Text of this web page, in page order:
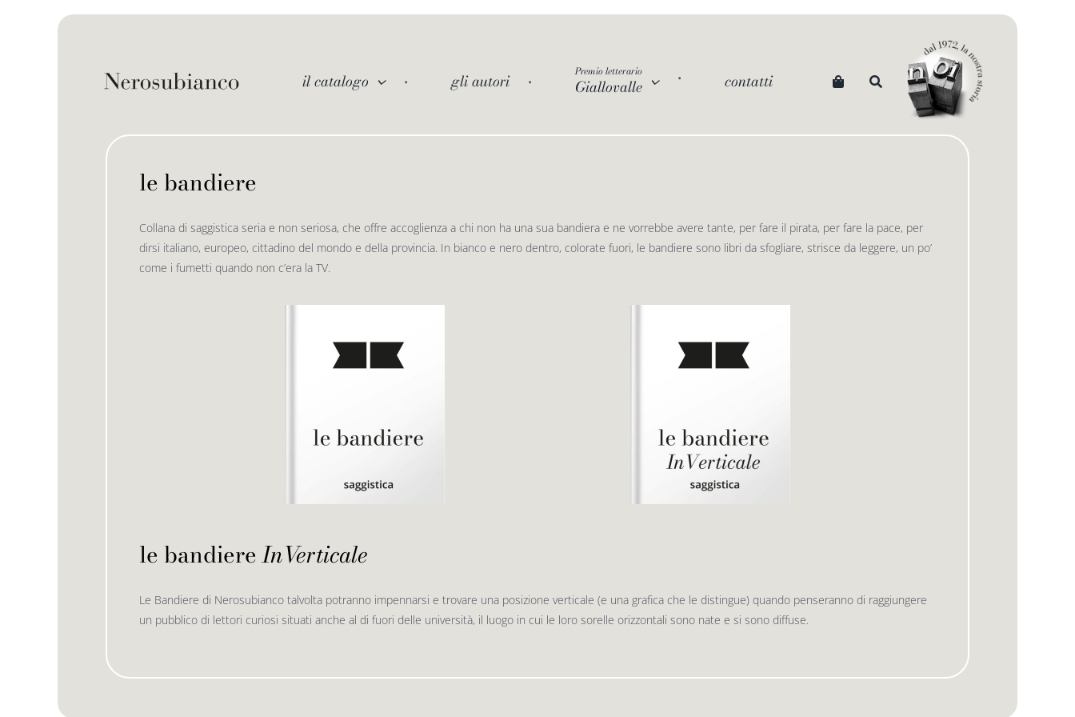
il catalogo gli autori Premio letterario
Giallovalle contatti
le bandiere
Collana di saggistica seria e non seriosa, che offre accoglienza a chi non ha una sua bandiera e ne vorrebbe avere tante, per fare il pirata, per fare la pace, per
dirsi italiano, europeo, cittadino del mondo e della provincia. In bianco e nero dentro, colorate fuori, le bandiere sono libri da sfogliare, strisce da leggere, un po’
come i fumetti quando non c’era la TV.
le bandiereInVerticale
Le Bandiere di Nerosubianco talvolta potranno impennarsi e trovare una posizione verticale (e una grafica che le distingue) quando penseranno di raggiungere
un pubblico di lettori curiosi situati anche al di fuori delle università, il luogo in cui le loro sorelle orizzontali sono nate e si sono diffuse.